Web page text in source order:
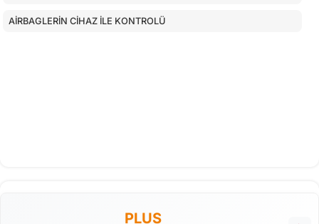
AİRBAGLERİN CİHAZ İLE KONTROLÜ
PLUS